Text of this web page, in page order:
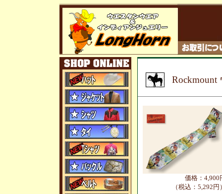
Rockmount
価格：4,900
（税込：5,292円